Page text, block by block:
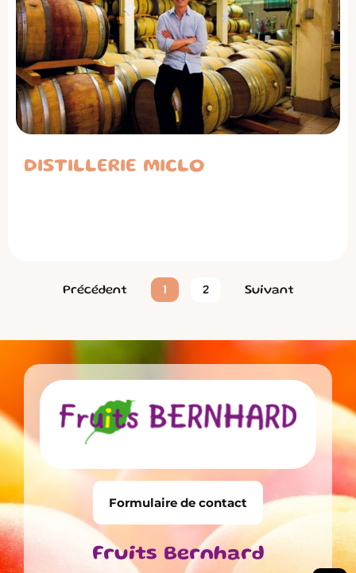
DISTILLERIE MICLO
Précédent 1 2 Suivant
Formulaire de contact
Fruits Bernhard